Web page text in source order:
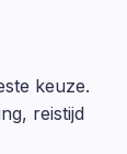
keuze.
reistijd